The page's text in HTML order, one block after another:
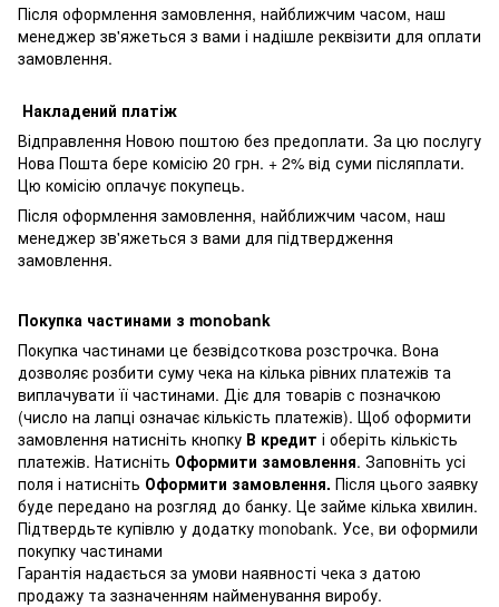
Після оформлення замовлення, найближчим часом, наш
менеджер зв'яжеться з вами і надішле реквізити для оплати
замовлення.
Накладений платіж
Відправлення Новою поштою без предоплати. За цю послугу
Нова Пошта бере комісію 20 грн. + 2% від суми післяплати.
Цю комісію оплачує покупець.
Після оформлення замовлення, найближчим часом, наш
менеджер зв'яжеться з вами для підтвердження
замовлення.
Покупка частинами з monobank
Покупка частинами це безвідсоткова розстрочка. Вона
дозволяє розбити суму чека на кілька рівних платежів та
виплачувати її частинами. Діє для товарів с позначкою
(число на лапці означає кількість платежів). Щоб оформити
замовлення натисніть кнопку В кредит і оберіть кількість
платежів. Натисніть Оформити замовлення. Заповніть усі
поля і натисніть Оформити замовлення. Після цього заявку
буде передано на розгляд до банку. Це займе кілька хвилин.
Підтвердьте купівлю у додатку monobank. Усе, ви оформили
покупку частинами
Гарантія надається за умови наявності чека з датою
продажу та зазначенням найменування виробу.